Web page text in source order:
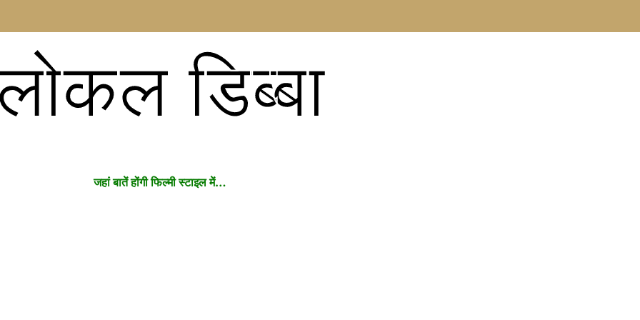
डिब्बा
जहां बातें होंगी फिल्मी स्टाइल में…